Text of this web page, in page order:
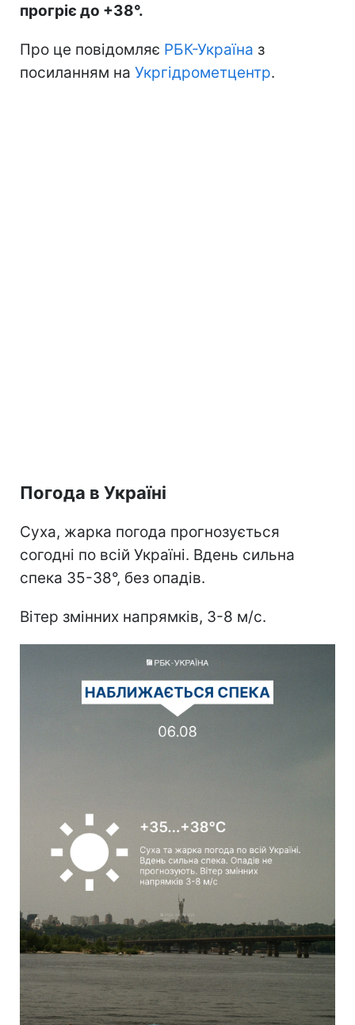
прогріє до +38°.
Про це повідомляє РБК-Україна з
посиланням на Укргідрометцентр.
Погода в Україні
Суха, жарка погода прогнозується
согодні по всій Україні. Вдень сильна
спека 35-38°, без опадів.
Вітер змінних напрямків, 3-8 м/с.